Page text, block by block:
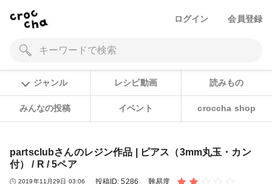
ログイン 会員登録
ジャンル レシピ動画 読みもの
みんなの投稿 イベント croccha shop
partsclubさんのレジン作品 | ピアス（3mm丸玉・カン
付） / R / 5ペア
2019年11月29日 03:06 投稿ID:5286 難易度